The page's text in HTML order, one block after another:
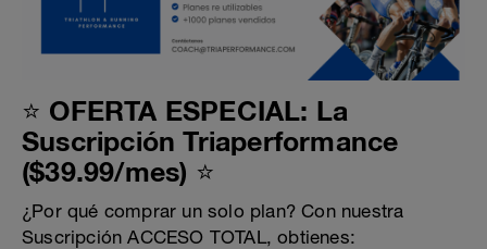
⭐ OFERTA ESPECIAL: La
Suscripción Triaperformance
($39.99/mes) ⭐
¿Por qué comprar un solo plan? Con nuestra
Suscripción ACCESO TOTAL, obtienes: